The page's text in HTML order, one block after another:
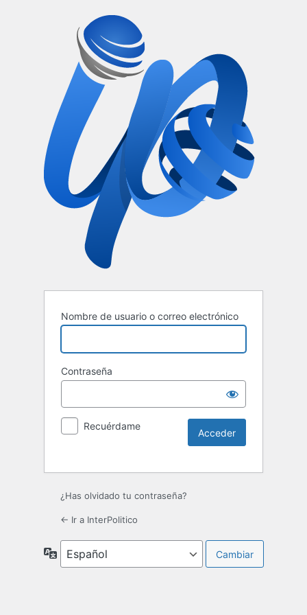
Nombre de usuario o correo electrónico
Contraseña
Recuérdame
¿Has olvidado tu contraseña?
← Ir a InterPolitico
Idioma